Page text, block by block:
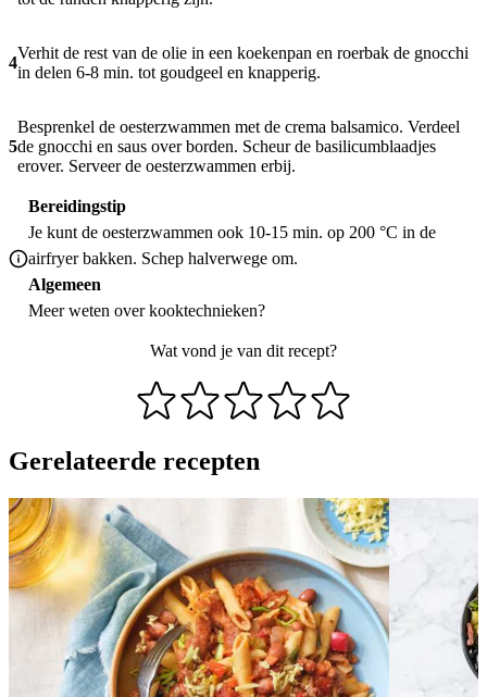
4
Verhit de rest van de olie in een koekenpan en roerbak de gnocchi
in delen 6-8 min. tot goudgeel en knapperig.
5
Besprenkel de oesterzwammen met de crema balsamico. Verdeel
de gnocchi en saus over borden. Scheur de basilicumblaadjes
erover. Serveer de oesterzwammen erbij.
Bereidingstip
Je kunt de oesterzwammen ook 10-15 min. op 200 °C in de
airfryer bakken. Schep halverwege om.
Algemeen
Meer weten overkooktechnieken?
Wat vond je van dit recept?
Gerelateerde recepten